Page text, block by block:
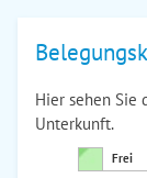
Hier sehen Sie
Unterkunft.
Frei